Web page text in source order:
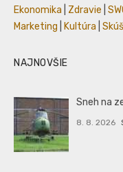
Ekonomika
Zdravie
Marketing
Kultúra
NAJNOVŠIE
Sneh na
8. 8. 2026